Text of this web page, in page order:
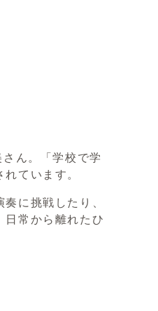
ん。「学校で学
ています。
に挑戦したり、
日常から離れたひ